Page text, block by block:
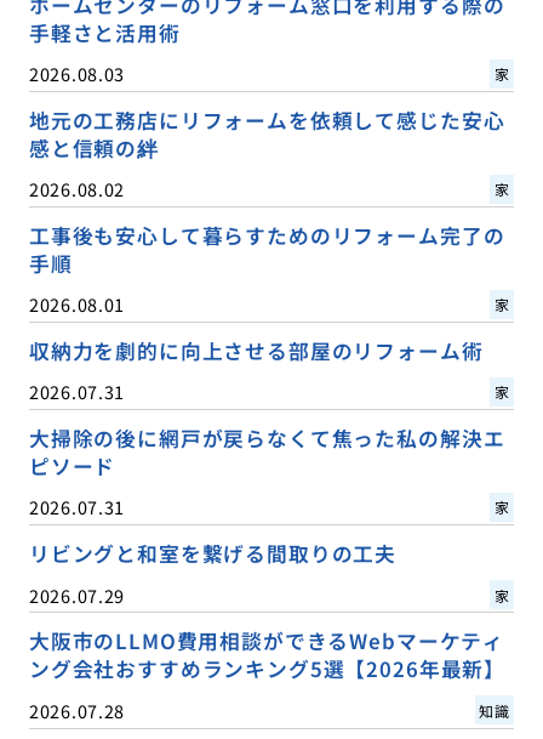
手軽さと活用術
2026.08.03 家
地元の工務店にリフォームを依頼して感じた安心
感と信頼の絆
2026.08.02 家
工事後も安心して暮らすためのリフォーム完了の
手順
2026.08.01 家
収納力を劇的に向上させる部屋のリフォーム術
2026.07.31 家
大掃除の後に網戸が戻らなくて焦った私の解決エ
ピソード
2026.07.31 家
リビングと和室を繋げる間取りの工夫
2026.07.29 家
大阪市のLLMO費用相談ができるWebマーケティ
ング会社おすすめランキング5選【2026年最新】
2026.07.28 知識